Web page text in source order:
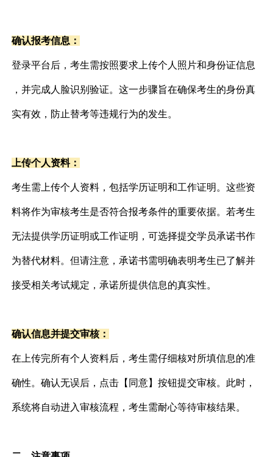
确认报考信息：
登录平台后，考生需按照要求上传个人照片和身份证信息
，并完成人脸识别验证。这一步骤旨在确保考生的身份真
实有效，防止替考等违规行为的发生。
上传个人资料：
考生需上传个人资料，包括学历证明和工作证明。这些资
料将作为审核考生是否符合报考条件的重要依据。若考生
无法提供学历证明或工作证明，可选择提交学员承诺书作
为替代材料。但请注意，承诺书需明确表明考生已了解并
接受相关考试规定，承诺所提供信息的真实性。
确认信息并提交审核：
在上传完所有个人资料后，考生需仔细核对所填信息的准
确性。确认无误后，点击【同意】按钮提交审核。此时，
系统将自动进入审核流程，考生需耐心等待审核结果。